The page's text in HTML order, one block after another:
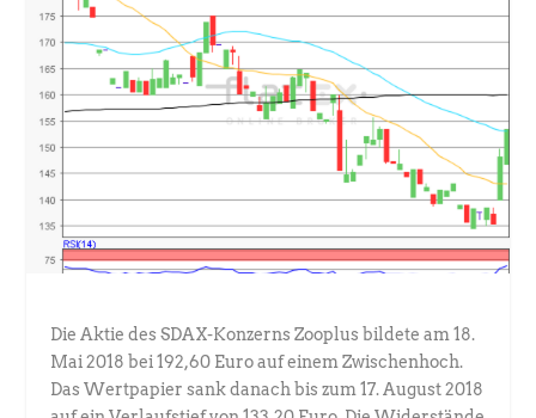
Die Aktie des SDAX-Konzerns Zooplus bildete am 18.
Mai 2018 bei 192,60 Euro auf einem Zwischenhoch.
Das Wertpapier sank danach bis zum 17. August 2018